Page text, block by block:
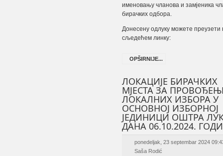
именовању чланова и замјеника
бирачких одбора.
Донесену одлуку можете преузети
сљедећем линку:
OPŠIRNIJE...
ЛОКАЦИЈЕ БИРАЧКИХ
МЈЕСТА ЗА
ЛОКАЛНИХ ИЗБОРА У
ОСНОВНОЈ ИЗБОРНОЈ
ЈЕДИНИЦИ ОШТРА
ДАНА 06.10.2024.
ponedeljak, 23 septembar 2024
Saša Rodić